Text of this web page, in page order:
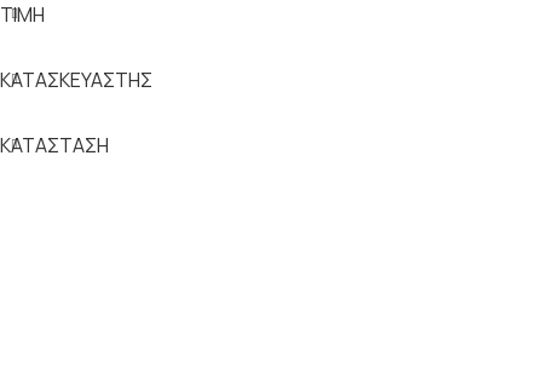
ΤΙΜΗ
ΚΑΤΑΣΚΕΥΑΣΤΗΣ
ΚΑΤΑΣΤΑΣΗ